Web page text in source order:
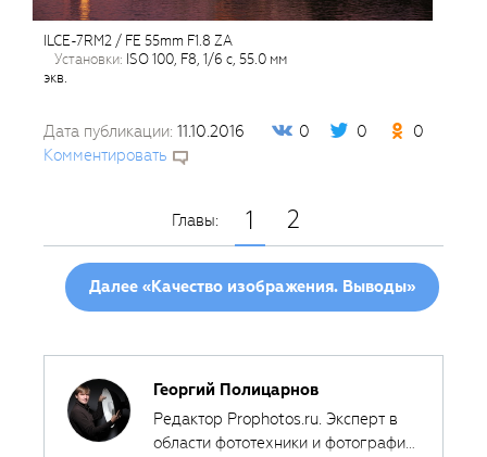
ILCE-7RM2 / FE 55mm F1.8 ZA
установки: ISO 100, F8, 1/6 с, 55.0 мм
экв.
Дата публикации: 11.10.2016 0 0
0
Комментировать
Главы: 1 2
Далее «Качество изображения. Выводы»
Георгий Полицарнов
Редактор Prophotos.ru. Эксперт в
области фототехники и фотографии,